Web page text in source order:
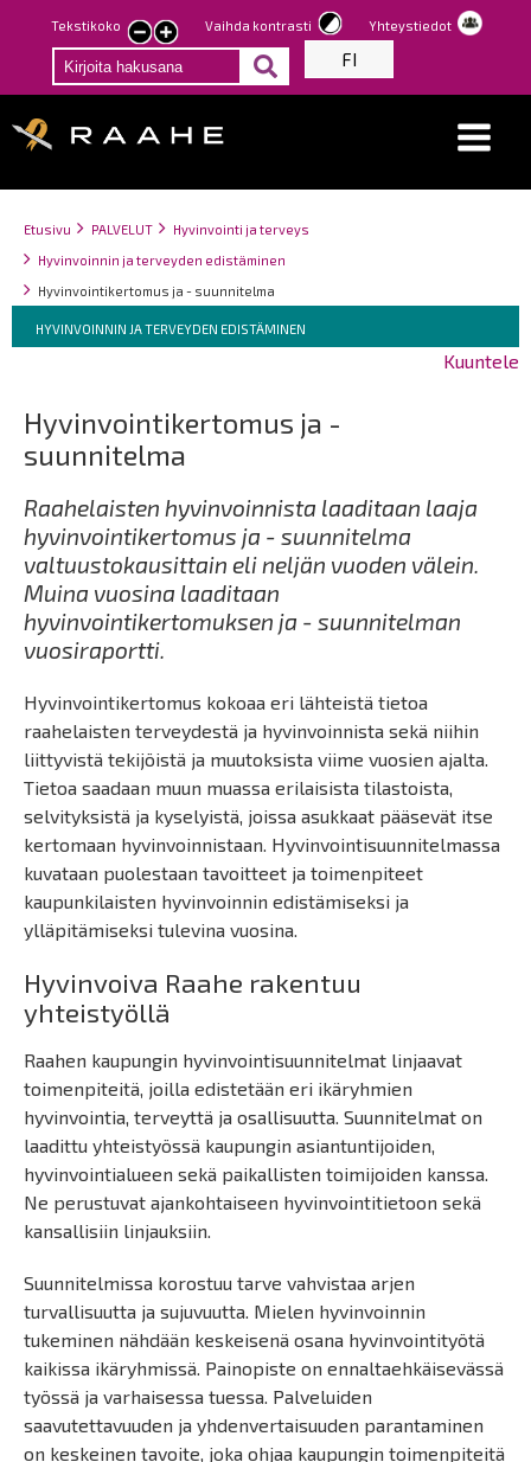
Hyppää
pääsisältöön
Tekstikoko
Pienennä
tekstin
kokoa
Suurenna
tekstin
kokoa
Vaihda kontrasti Yhteystiedot
FI
Breadcrumbs
You
are
here:
Etusivu PALVELUT
Hyvinvointi ja terveys
Hyvinvoinnin ja terveyden edistäminen
Hyvinvointikertomus ja - suunnitelma
Breadcrumbs
You
are
HYVINVOINNIN JA TERVEYDEN EDISTÄMINEN
Kuuntele
Hyvinvointikertomus ja -
suunnitelma
Raahelaisten hyvinvoinnista laaditaan laaja
hyvinvointikertomus ja - suunnitelma
valtuustokausittain eli neljän vuoden välein.
Muina vuosina laaditaan
hyvinvointikertomuksen ja - suunnitelman
vuosiraportti.
Hyvinvointikertomus kokoaa eri lähteistä tietoa
raahelaisten terveydestä ja hyvinvoinnista sekä niihin
liittyvistä tekijöistä ja muutoksista viime vuosien ajalta.
Tietoa saadaan muun muassa erilaisista tilastoista,
selvityksistä ja kyselyistä, joissa asukkaat pääsevät itse
kertomaan hyvinvoinnistaan. Hyvinvointisuunnitelmassa
kuvataan puolestaan tavoitteet ja toimenpiteet
kaupunkilaisten hyvinvoinnin edistämiseksi ja
ylläpitämiseksi tulevina vuosina.
Hyvinvoiva Raahe rakentuu
yhteistyöllä
Raahen kaupungin hyvinvointisuunnitelmat linjaavat
toimenpiteitä, joilla edistetään eri ikäryhmien
hyvinvointia, terveyttä ja osallisuutta. Suunnitelmat on
laadittu yhteistyössä kaupungin asiantuntijoiden,
hyvinvointialueen sekä paikallisten toimijoiden kanssa.
Ne perustuvat ajankohtaiseen hyvinvointitietoon sekä
kansallisiin linjauksiin.
Suunnitelmissa korostuu tarve vahvistaa arjen
turvallisuutta ja sujuvuutta. Mielen hyvinvoinnin
tukeminen nähdään keskeisenä osana hyvinvointityötä
kaikissa ikäryhmissä. Painopiste on ennaltaehkäisevässä
työssä ja varhaisessa tuessa. Palveluiden
saavutettavuuden ja yhdenvertaisuuden parantaminen
on keskeinen tavoite, joka ohjaa kaupungin toimenpiteitä